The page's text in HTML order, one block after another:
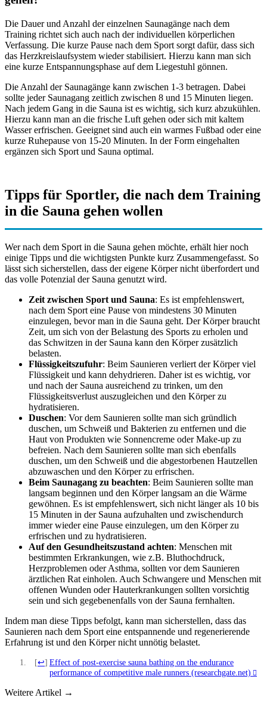
Die Dauer und Anzahl der einzelnen Saunagänge nach dem
Training richtet sich auch nach der individuellen körperlichen
Verfassung. Die kurze Pause nach dem Sport sorgt dafür, dass sich
das Herzkreislaufsystem wieder stabilisiert. Hierzu kann man sich
eine kurze Entspannungsphase auf dem Liegestuhl gönnen.
Die Anzahl der Saunagänge kann zwischen 1-3 betragen. Dabei
sollte jeder Saunagang zeitlich zwischen 8 und 15 Minuten liegen.
Nach jedem Gang in die Sauna ist es wichtig, sich kurz abzukühlen.
Hierzu kann man an die frische Luft gehen oder sich mit kaltem
Wasser erfrischen. Geeignet sind auch ein warmes Fußbad oder eine
kurze Ruhepause von 15-20 Minuten. In der Form eingehalten
ergänzen sich Sport und Sauna optimal.
Tipps für Sportler, die nach dem Training
in die Sauna gehen wollen
Wer nach dem Sport in die Sauna gehen möchte, erhält hier noch
einige Tipps und die wichtigsten Punkte kurz Zusammengefasst. So
lässt sich sicherstellen, dass der eigene Körper nicht überfordert und
das volle Potenzial der Sauna genutzt wird.
Zeit zwischen Sport und Sauna: Es ist empfehlenswert,
nach dem Sport eine Pause von mindestens 30 Minuten
einzulegen, bevor man in die Sauna geht. Der Körper braucht
Zeit, um sich von der Belastung des Sports zu erholen und
das Schwitzen in der Sauna kann den Körper zusätzlich
belasten.
Flüssigkeitszufuhr: Beim Saunieren verliert der Körper viel
Flüssigkeit und kann dehydrieren. Daher ist es wichtig, vor
und nach der Sauna ausreichend zu trinken, um den
Flüssigkeitsverlust auszugleichen und den Körper zu
hydratisieren.
Duschen: Vor dem Saunieren sollte man sich gründlich
duschen, um Schweiß und Bakterien zu entfernen und die
Haut von Produkten wie Sonnencreme oder Make-up zu
befreien. Nach dem Saunieren sollte man sich ebenfalls
duschen, um den Schweiß und die abgestorbenen Hautzellen
abzuwaschen und den Körper zu erfrischen.
Beim Saunagang zu beachten: Beim Saunieren sollte man
langsam beginnen und den Körper langsam an die Wärme
gewöhnen. Es ist empfehlenswert, sich nicht länger als 10 bis
15 Minuten in der Sauna aufzuhalten und zwischendurch
immer wieder eine Pause einzulegen, um den Körper zu
erfrischen und zu hydratisieren.
Auf den Gesundheitszustand achten: Menschen mit
bestimmten Erkrankungen, wie z.B. Bluthochdruck,
Herzproblemen oder Asthma, sollten vor dem Saunieren
ärztlichen Rat einholen. Auch Schwangere und Menschen mit
offenen Wunden oder Hauterkrankungen sollten vorsichtig
sein und sich gegebenenfalls von der Sauna fernhalten.
Indem man diese Tipps befolgt, kann man sicherstellen, dass das
Saunieren nach dem Sport eine entspannende und regenerierende
Erfahrung ist und den Körper nicht unnötig belastet.
Effect of post-exercise sauna bathing on the endurance
performance of competitive male runners (researchgate.net)
[↩]
Weitere Artikel →